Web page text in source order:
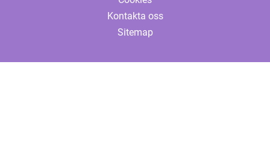
Kontakta oss
Sitemap